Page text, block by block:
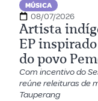
MÚSICA
08/07/2026
Artista
EP
do povo
Com incentivo do
reúne releituras de
Tauperang